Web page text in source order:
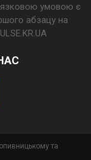
умовою є
абзацу на
та